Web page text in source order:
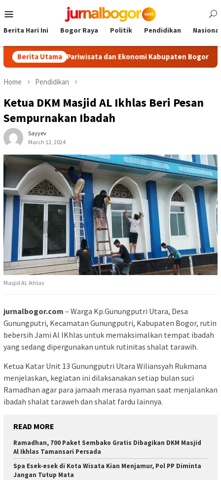
to
Menu
Berita Hari Ini Bogor Raya Politik Pendidikan Nasional
Berita Utama
Pariwisata dan Ekonomi Kabupaten Bogor
Home Pendidikan
Ketua DKM Masjid AL Ikhlas Beri Pesan
Sempurnakan Ibadah
Sayyev
March 13, 2024
Masjid AL Ikhlas
jurnalbogor.com – Warga Kp.Gunungputri Utara, Desa
Gunungputri, Kecamatan Gunungputri, Kabupaten Bogor, rutin
bebersih Jami Al IKhlas untuk memaksimalkan tempat ibadah
yang sedang dipergunakan untuk rutinitas shalat tarawih.
Ketua Katar Unit 13 Gunungputri Utara Wiliansyah Rukmana
menjelaskan, kegiatan ini dilaksanakan setiap bulan suci
Ramadhan agar para jamaah merasa nyaman saat menjalankan
ibadah shalat taraweh dan shalat fardu lainnya.
READ MORE
Ramadhan, 700 Paket Sembako Gratis Dibagikan DKM Masjid
Al Ikhlas Tamansari Persada
Spa Esek-esek di Kota Wisata Kian Menjamur, Pol PP Diminta
Jangan Tutup Mata